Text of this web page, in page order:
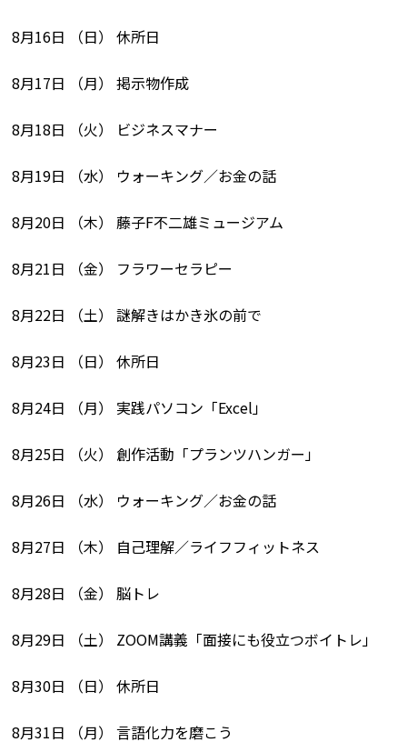
8月16日 （日） 休所日
8月17日 （月） 掲示物作成
8月18日 （火） ビジネスマナー
8月19日 （水） ウォーキング／お金の話
8月20日 （木） 藤子F不二雄ミュージアム
8月21日 （金） フラワーセラピー
8月22日 （土） 謎解きはかき氷の前で
8月23日 （日） 休所日
8月24日 （月） 実践パソコン「Excel」
8月25日 （火） 創作活動「プランツハンガー」
8月26日 （水） ウォーキング／お金の話
8月27日 （木） 自己理解／ライフフィットネス
8月28日 （金） 脳トレ
8月29日 （土） ZOOM講義「面接にも役立つボイトレ」
8月30日 （日） 休所日
8月31日 （月） 言語化力を磨こう